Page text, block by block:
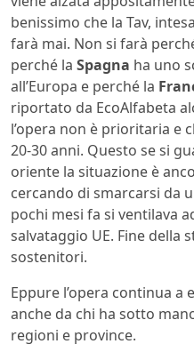
benissimo che la Tav,
farà mai. Non si farà
perché la Spagna ha uno
all’Europa e perché la
riportato da EcoAlfabeta
l’opera non è prioritaria e
20-30 anni. Questo se si
oriente la situazione è
cercando di smarcarsi da
pochi mesi fa si ventilava
salvataggio UE. Fine della
sostenitori.
Eppure l’opera continua a
anche da chi ha sotto
regioni e province.